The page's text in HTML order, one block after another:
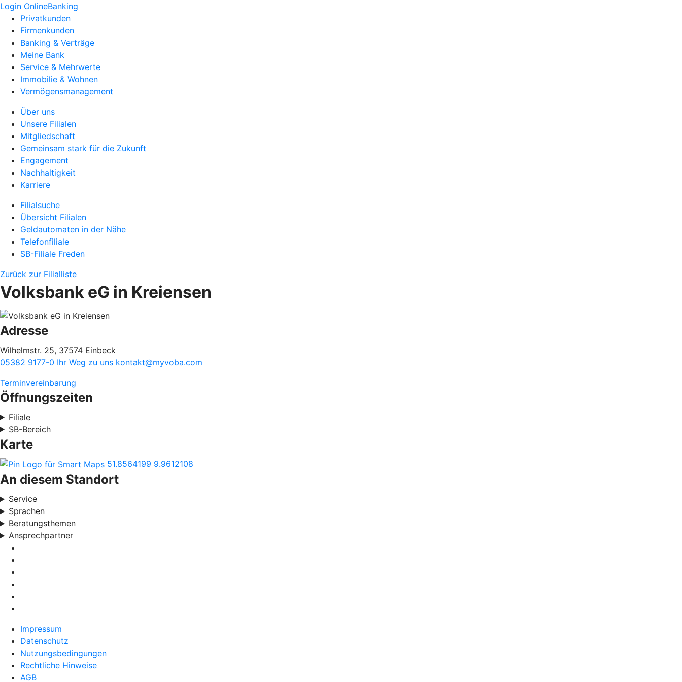
Login OnlineBanking
Privatkunden
Firmenkunden
Banking & Verträge
Meine Bank
Service & Mehrwerte
Immobilie & Wohnen
Vermögensmanagement
Über uns
Unsere Filialen
Mitgliedschaft
Gemeinsam stark für die Zukunft
Engagement
Nachhaltigkeit
Karriere
Filialsuche
Übersicht Filialen
Geldautomaten in der Nähe
Telefonfiliale
SB-Filiale Freden
Zurück zur Filialliste
Volksbank eG in Kreiensen
Adresse
Wilhelmstr. 25, 37574 Einbeck
05382 9177-0 Ihr Weg zu uns kontakt@myvoba.com
Terminvereinbarung
Öffnungszeiten
Filiale
SB-Bereich
Karte
51.8564199 9.9612108
An diesem Standort
Service
Sprachen
Beratungsthemen
Ansprechpartner
Impressum
Datenschutz
Nutzungsbedingungen
Rechtliche Hinweise
AGB